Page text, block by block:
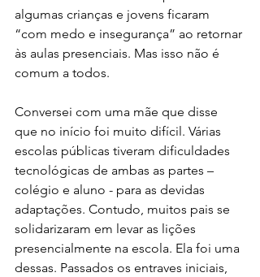
algumas crianças e jovens ficaram
“com medo e insegurança” ao retornar
às aulas presenciais. Mas isso não é
comum a todos.
Conversei com uma mãe que disse
que no início foi muito difícil. Várias
escolas públicas tiveram dificuldades
tecnológicas de ambas as partes –
colégio e aluno - para as devidas
adaptações. Contudo, muitos pais se
solidarizaram em levar as lições
presencialmente na escola. Ela foi uma
dessas. Passados os entraves iniciais,